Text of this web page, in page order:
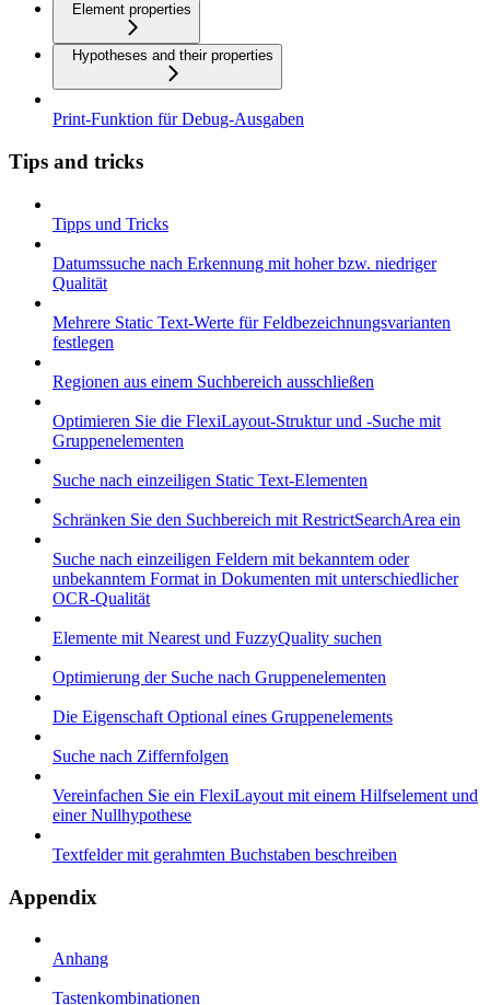
Element properties
Hypotheses and their properties
Print-Funktion für Debug-Ausgaben
Tips and tricks
Tipps und Tricks
Datumssuche nach Erkennung mit hoher bzw. niedriger
Qualität
Mehrere Static Text-Werte für Feldbezeichnungsvarianten
festlegen
Regionen aus einem Suchbereich ausschließen
Optimieren Sie die FlexiLayout-Struktur und -Suche mit
Gruppenelementen
Suche nach einzeiligen Static Text-Elementen
Schränken Sie den Suchbereich mit RestrictSearchArea ein
Suche nach einzeiligen Feldern mit bekanntem oder
unbekanntem Format in Dokumenten mit unterschiedlicher
OCR-Qualität
Elemente mit Nearest und FuzzyQuality suchen
Optimierung der Suche nach Gruppenelementen
Die Eigenschaft Optional eines Gruppenelements
Suche nach Ziffernfolgen
Vereinfachen Sie ein FlexiLayout mit einem Hilfselement und
einer Nullhypothese
Textfelder mit gerahmten Buchstaben beschreiben
Appendix
Anhang
Tastenkombinationen